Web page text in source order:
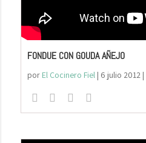
FONDUE CON GOUDA AÑEJO
por El Cocinero Fiel| 6 julio 2012|